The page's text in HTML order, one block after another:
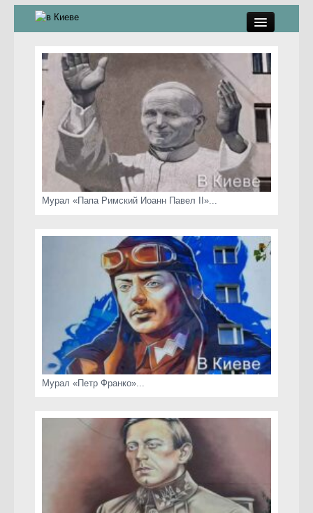
стрит-арт
коты Киева
скамейки
часы Киева
Мурал «Папа Римский Иоанн Павел II»...
Мурал «Петр Франко»...